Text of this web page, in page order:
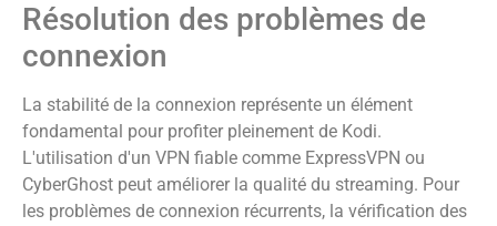
Résolution des problèmes de
connexion
La stabilité de la connexion représente un élément
fondamental pour profiter pleinement de Kodi.
L'utilisation d'un VPN fiable comme ExpressVPN ou
CyberGhost peut améliorer la qualité du streaming. Pour
les problèmes de connexion récurrents, la vérification des